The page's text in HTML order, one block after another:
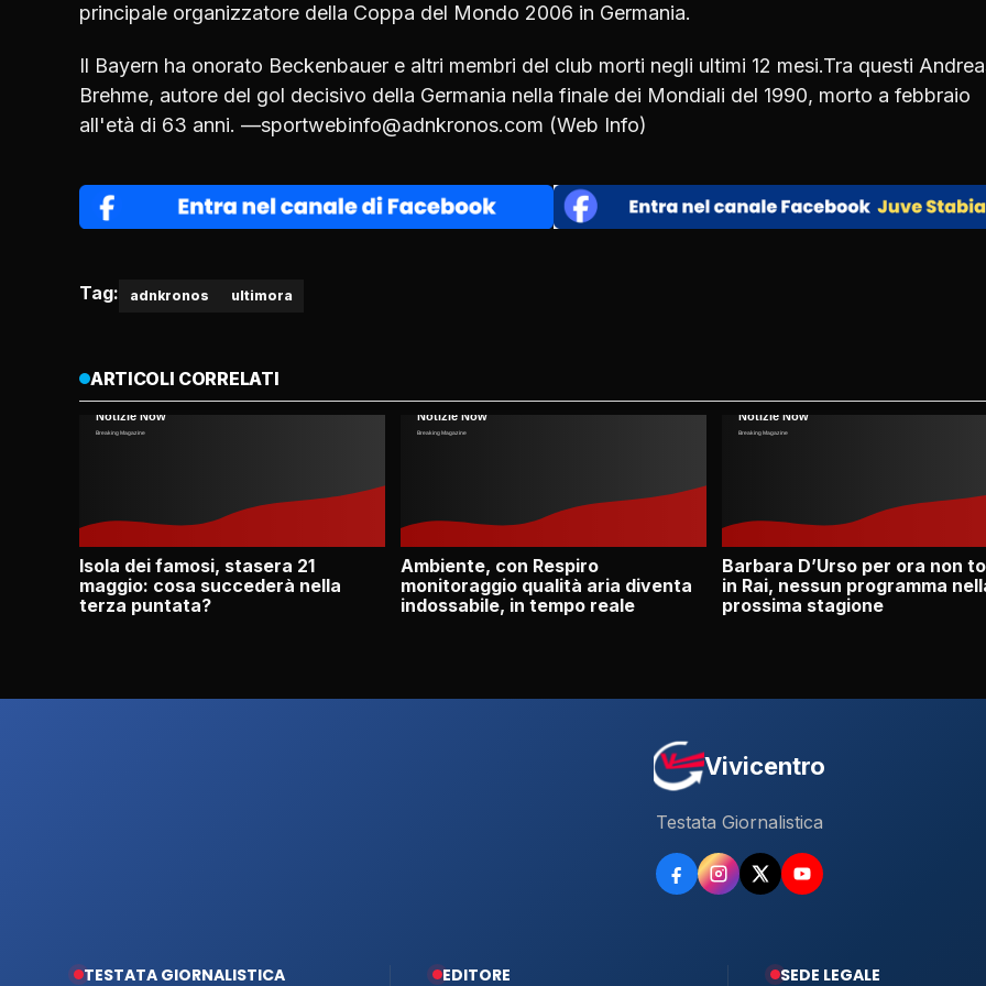
principale organizzatore della Coppa del Mondo 2006 in Germania.
Il Bayern ha onorato Beckenbauer e altri membri del club morti negli ultimi 12 mesi.Tra questi
Brehme, autore del gol decisivo della Germania nella finale dei Mondiali del 1990, morto a febbraio
all'età di 63 anni. —sportwebinfo@adnkronos.com (Web Info)
Tag: adnkronos ultimora
ARTICOLI CORRELATI
Isola dei famosi, stasera 21
maggio: cosa succederà nella
terza puntata?
Ambiente, con Respiro
monitoraggio qualità aria diventa
indossabile, in tempo reale
Barbara D’Urso per ora non
in Rai, nessun programma
prossima stagione
Vivicentro
Testata Giornalistica
TESTATA GIORNALISTICA EDITORE SEDE LEGALE